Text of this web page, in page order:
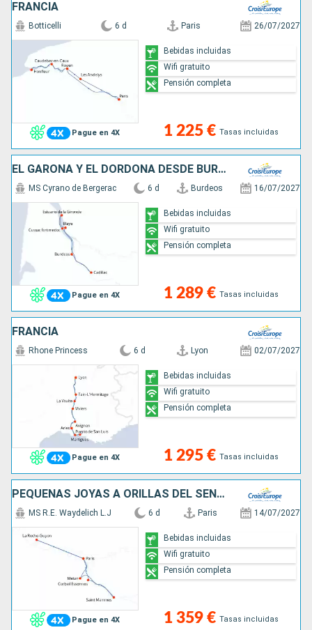
FRANCIA
Pague en 4X
Botticelli 6 d Paris 26/07/2027
1 225 € Tasas incluidas
Bebidas incluidas
Wifi gratuito
Pensión completa
EL GARONA Y EL DORDOÑA DESDE BURDEOS (FORMULA PUERTO/PUERTO)
Pague en 4X
MS Cyrano de Bergerac 6 d Burdeos 16/07/2027
1 289 € Tasas incluidas
Bebidas incluidas
Wifi gratuito
Pensión completa
FRANCIA
Pague en 4X
Rhone Princess 6 d Lyon 02/07/2027
1 295 € Tasas incluidas
Bebidas incluidas
Wifi gratuito
Pensión completa
PEQUEÑAS JOYAS A ORILLAS DEL SENA: ENTRE ESCALAS BUCÓLICAS Y RIBERAS REALES (FORMULA PUERTO/PUERTO)
Pague en 4X
MS R.E. Waydelich L.J 6 d Paris 14/07/2027
1 359 € Tasas incluidas
Bebidas incluidas
Wifi gratuito
Pensión completa